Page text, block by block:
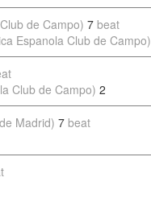
de Campo) 7 beat
Espanola Club de Campo)
Club de Campo) 2
Madrid) 7 beat